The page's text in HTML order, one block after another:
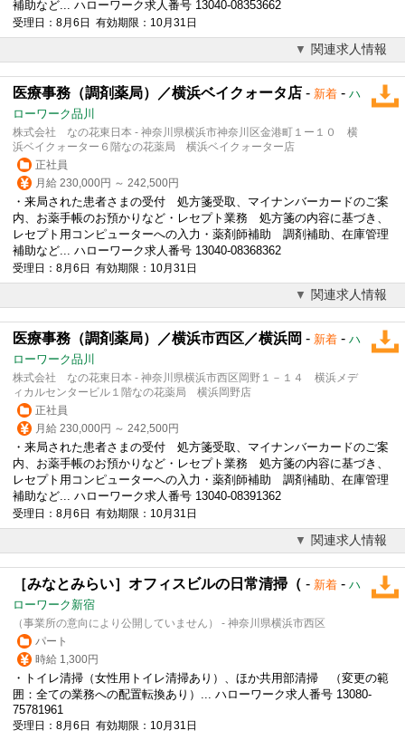
補助など... ハローワーク求人番号 13040-08353662
受理日：8月6日 有効期限：10月31日
関連求人情報
医療事務（調剤薬局）／横浜ベイクォータ店 - 新着 - ハ
ローワーク品川
株式会社 なの花東日本 - 神奈川県横浜市神奈川区金港町１ー１０ 横
浜ベイクォーター６階なの花薬局 横浜ベイクォーター店
正社員
月給 230,000円 ～ 242,500円
・来局された患者さまの受付 処方箋受取、マイナンバーカードのご案
内、お薬手帳のお預かりなど・レセプト業務 処方箋の内容に基づき、
レセプト用コンピューターへの入力・薬剤師補助 調剤補助、在庫管理
補助など... ハローワーク求人番号 13040-08368362
受理日：8月6日 有効期限：10月31日
関連求人情報
医療事務（調剤薬局）／横浜市西区／横浜岡 - 新着 - ハ
ローワーク品川
株式会社 なの花東日本 - 神奈川県横浜市西区岡野１－１４ 横浜メデ
ィカルセンタービル１階なの花薬局 横浜岡野店
正社員
月給 230,000円 ～ 242,500円
・来局された患者さまの受付 処方箋受取、マイナンバーカードのご案
内、お薬手帳のお預かりなど・レセプト業務 処方箋の内容に基づき、
レセプト用コンピューターへの入力・薬剤師補助 調剤補助、在庫管理
補助など... ハローワーク求人番号 13040-08391362
受理日：8月6日 有効期限：10月31日
関連求人情報
［みなとみらい］オフィスビルの日常清掃（ - 新着 - ハ
ローワーク新宿
（事業所の意向により公開していません） - 神奈川県横浜市西区
パート
時給 1,300円
・トイレ清掃（女性用トイレ清掃あり）、ほか共用部清掃 （変更の範
囲：全ての業務への配置転換あり）... ハローワーク求人番号 13080-
75781961
受理日：8月6日 有効期限：10月31日